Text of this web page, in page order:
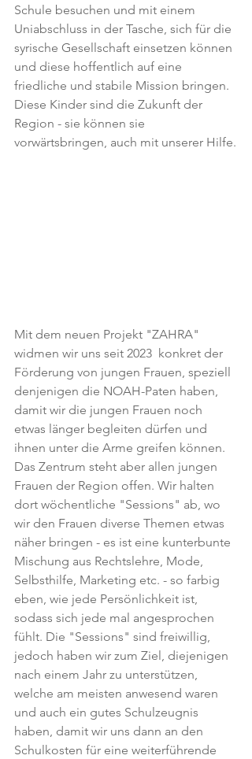
Schule besuchen und mit einem
Uniabschluss in der Tasche, sich für die
syrische Gesellschaft einsetzen können
und diese hoffentlich auf eine
friedliche und stabile Mission bringen.
Diese Kinder sind die Zukunft der
Region - sie können sie
vorwärtsbringen, auch mit unserer Hilfe.
Mit dem neuen Projekt "ZAHRA"
widmen wir uns seit 2023  konkret der
Förderung von jungen Frauen, speziell
denjenigen die NOAH-Paten haben,
damit wir die jungen Frauen noch
etwas länger begleiten dürfen und
ihnen unter die Arme greifen können.
Das Zentrum steht aber allen jungen
Frauen der Region offen. Wir halten
dort wöchentliche "Sessions" ab, wo
wir den Frauen diverse Themen etwas
näher bringen - es ist eine kunterbunte
Mischung aus Rechtslehre, Mode,
Selbsthilfe, Marketing etc. - so farbig
eben, wie jede Persönlichkeit ist,
sodass sich jede mal angesprochen
fühlt. Die "Sessions" sind freiwillig,
jedoch haben wir zum Ziel, diejenigen
nach einem Jahr zu unterstützen,
welche am meisten anwesend waren
und auch ein gutes Schulzeugnis
haben, damit wir uns dann an den
Schulkosten für eine weiterführende